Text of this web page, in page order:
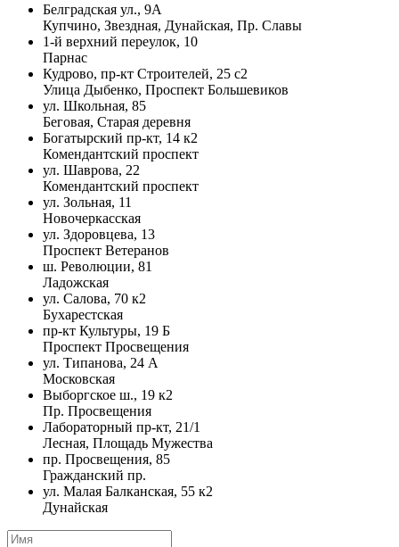
Белградская ул., 9А
Купчино, Звездная, Дунайская, Пр. Славы
1-й верхний переулок, 10
Парнас
Кудрово, пр-кт Строителей, 25 с2
Улица Дыбенко, Проспект Большевиков
ул. Школьная, 85
Беговая, Старая деревня
Богатырский пр-кт, 14 к2
Комендантский проспект
ул. Шаврова, 22
Комендантский проспект
ул. Зольная, 11
Новочеркасская
ул. Здоровцева, 13
Проспект Ветеранов
ш. Революции, 81
Ладожская
ул. Салова, 70 к2
Бухарестская
пр-кт Культуры, 19 Б
Проспект Просвещения
ул. Типанова, 24 А
Московская
Выборгское ш., 19 к2
Пр. Просвещения
Лабораторный пр-кт, 21/1
Лесная, Площадь Мужества
пр. Просвещения, 85
Гражданский пр.
ул. Малая Балканская, 55 к2
Дунайская